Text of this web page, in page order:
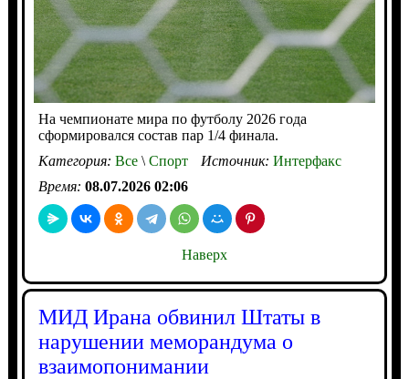
На чемпионате мира по футболу 2026 года
сформировался состав пар 1/4 финала.
Категория: Все\Спорт Источник: Интерфакс
Время: 08.07.2026 02:06
Наверх
МИД Ирана обвинил Штаты в
нарушении меморандума о
взаимопонимании